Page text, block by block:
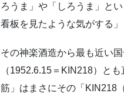
ろうま」や「しろうま」と
看板を見たような気がする
その神楽酒造から最も近い
（1952.6.15＝KIN218）と
筋」はまさにその「KIN218